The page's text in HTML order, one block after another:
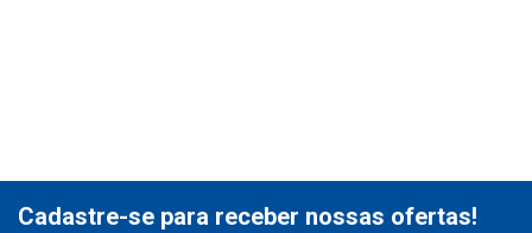
Cadastre-se para receber nossas ofertas!